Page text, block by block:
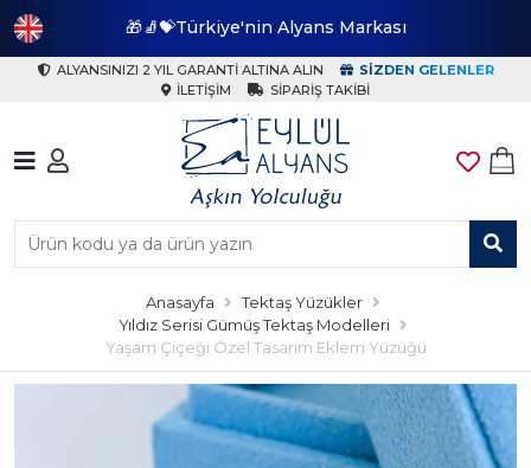
🎁🧦💝Türkiye'nin Alyans Markası
ALYANSINIZI 2 YIL GARANTI ALTINA ALIN
SIZDEN GELENLER
İLETIŞIM
SIPARIŞ TAKIBI
Anasayfa
Tektaş Yüzükler
Yıldız Serisi Gümüş Tektaş Modelleri
Yaşam Çiçeği Özel Tasarım Eklem Yüzüğü